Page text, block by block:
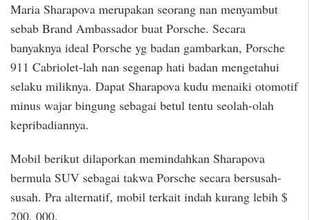
Maria Sharapova merupakan seorang nan menyambut
sebab Brand Ambassador buat Porsche. Secara
banyaknya ideal Porsche yg badan gambarkan, Porsche
911 Cabriolet-lah nan segenap hati badan mengetahui
selaku miliknya. Dapat Sharapova kudu menaiki otomotif
minus wajar bingung sebagai betul tentu seolah-olah
kepribadiannya.
Mobil berikut dilaporkan memindahkan Sharapova
bermula SUV sebagai takwa Porsche secara bersusah-
susah. Pra alternatif, mobil terkait indah kurang lebih $
200, 000.